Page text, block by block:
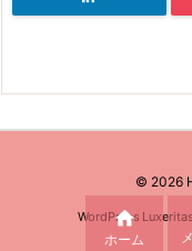
© 2026
WordPress

ホーム